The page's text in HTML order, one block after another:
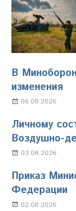
В
изменения
06.08.2026
Личному
Воздушно-
03.08.2026
Приказ
Федерации
02.08.2026